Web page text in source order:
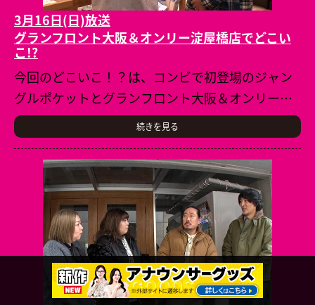
3月16日(日)放送
グランフロント大阪＆オンリー淀屋橋店でどこい
こ!?
今回のどこいこ！？は、コンビで初登場のジャン
グルポケットとグランフロント大阪＆オンリー淀
屋橋店でお買い物♪はたしてどんなお買い物にな
るのやら～
続きを見る